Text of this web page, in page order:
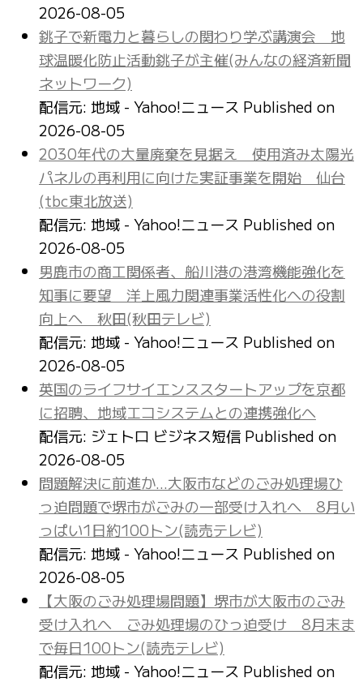
2026-08-05
銚子で新電力と暮らしの関わり学ぶ講演会 地
球温暖化防止活動銚子が主催(みんなの経済新聞
ネットワーク)
配信元: 地域 - Yahoo!ニュース Published on
2026-08-05
2030年代の大量廃棄を見据え 使用済み太陽光
パネルの再利用に向けた実証事業を開始 仙台
(tbc東北放送)
配信元: 地域 - Yahoo!ニュース Published on
2026-08-05
男鹿市の商工関係者、船川港の港湾機能強化を
知事に要望 洋上風力関連事業活性化への役割
向上へ 秋田(秋田テレビ)
配信元: 地域 - Yahoo!ニュース Published on
2026-08-05
英国のライフサイエンススタートアップを京都
に招聘、地域エコシステムとの連携強化へ
配信元: ジェトロ ビジネス短信 Published on
2026-08-05
問題解決に前進か…大阪市などのごみ処理場ひ
っ迫問題で堺市がごみの一部受け入れへ 8月い
っぱい1日約100トン(読売テレビ)
配信元: 地域 - Yahoo!ニュース Published on
2026-08-05
【大阪のごみ処理場問題】堺市が大阪市のごみ
受け入れへ ごみ処理場のひっ迫受け 8月末ま
で毎日100トン(読売テレビ)
配信元: 地域 - Yahoo!ニュース Published on